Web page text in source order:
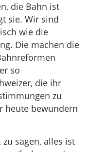
die Bahn ist
sie. Wir sind
wie die
Die machen die
so
die ihr
zu
heute bewundern
sagen, alles ist